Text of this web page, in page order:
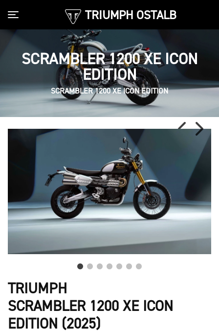
TRIUMPH OSTALB
Toggle navigation
SCRAMBLER 1200 XE ICON
EDITION
SCRAMBLER 1200 XE ICON EDITION
TRIUMPH
SCRAMBLER 1200 XE ICON
EDITION (2025)